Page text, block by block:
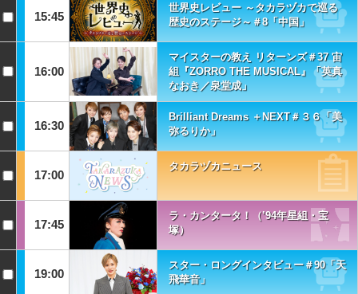
15:45
世界史レビュー ～タカラヅカで巡る
歴史のステージ～＃8「中国」
16:00
マイスターの教え リターンズ＃37 宙
組『ZORRO THE MUSICAL』「英真
なおき／泉堂成」
16:30
Brilliant Dreams ＋NEXT＃３６「美
弥るりか」
17:00
タカラヅカニュース
17:45
ラ・カンタータ！（’94年星組・宝
塚）
19:00
スター・ロングインタビュー＃90「天
飛華音」